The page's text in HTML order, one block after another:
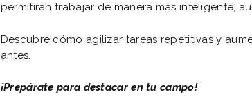
permitirán trabajar de manera más inteligente,
Descubre cómo agilizar tareas repetitivas y
antes.
¡Prepárate para destacar en tu campo!